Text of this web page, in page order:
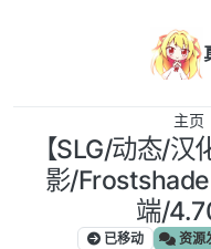
主页
【SLG/动态/
影/
端/
已移动 资源